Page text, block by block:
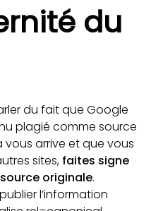
du
du fait que Google
plagié comme source
vous arrive et que vous
sites, faites signe
originale.
l’information